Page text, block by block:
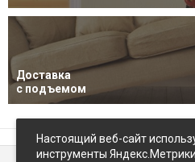
Доставка
с подъемом
Настоящий веб-сайт
инструменты